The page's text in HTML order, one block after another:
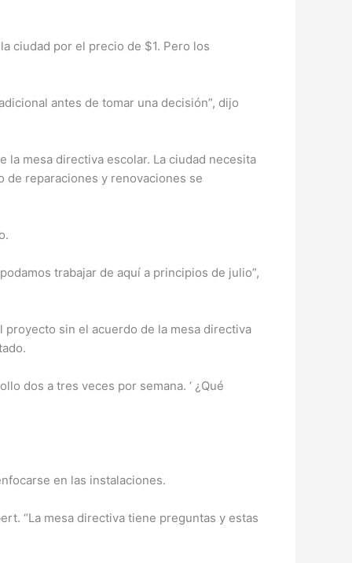
ciudad por el precio de $1. Pero los
antes de tomar una decisión”, dijo
la mesa directiva escolar. La ciudad necesita
de reparaciones y renovaciones se
trabajar de aquí a principios de julio”,
sin el acuerdo de la mesa directiva
dos a tres veces por semana. ‘ ¿Qué
en las instalaciones.
“La mesa directiva tiene preguntas y estas